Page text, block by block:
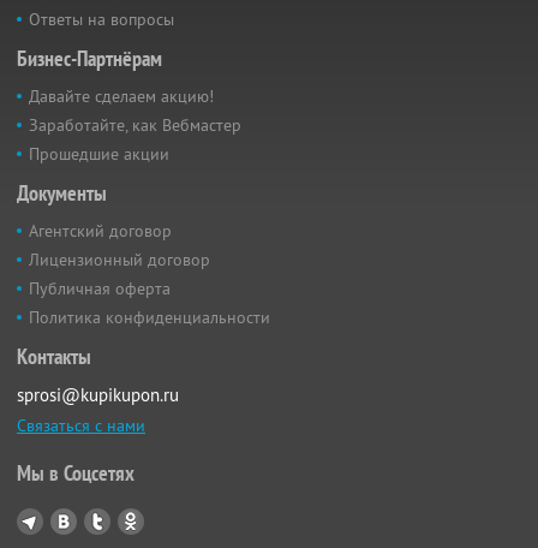
Ответы на вопросы
Бизнес-Партнёрам
Давайте сделаем акцию!
Заработайте, как Вебмастер
Прошедшие акции
Документы
Агентский договор
Лицензионный договор
Публичная оферта
Политика конфиденциальности
Контакты
sprosi@kupikupon.ru
Связаться с нами
Мы в Соцсетях